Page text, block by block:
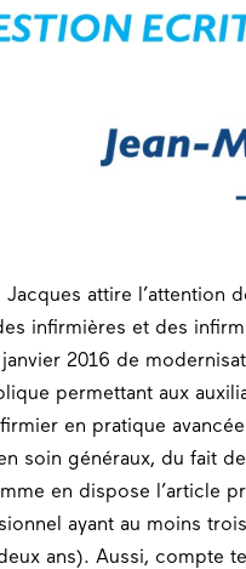
Jacques attire l’attention
infirmières et des
2016 de
permettant aux
en pratique
soin généraux, du fait
en dispose l’article
ayant au moins
ans). Aussi, compte